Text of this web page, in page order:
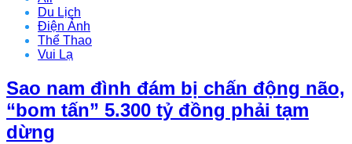
Du Lịch
Điện Ảnh
Thể Thao
Vui Lạ
Sao nam đình đám bị chấn động não,
“bom tấn” 5.300 tỷ đồng phải tạm
dừng